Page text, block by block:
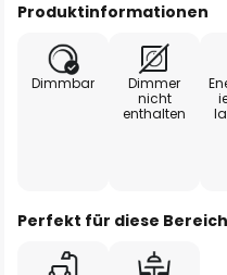
Produktinformationen
Dimmbar
Dimmer
nicht
enthalten
Perfekt für diese